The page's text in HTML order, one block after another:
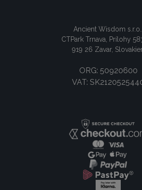
Ancient Wisdom s.r.o.,
CTPark Trnava, Prílohy
919 26 Zavar,
ORG: 50920600
VAT: